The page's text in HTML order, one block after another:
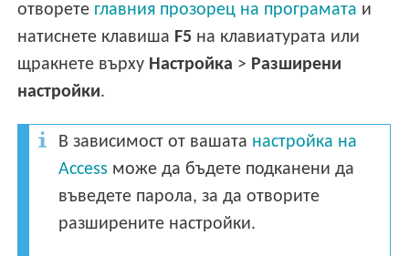
отворете главния прозорец на програмата и
натиснете клавиша F5 на клавиатурата или
щракнете върху Настройка > Разширени
настройки.
В зависимост от вашата настройка на
Access може да бъдете подканени да
въведете парола, за да отворите
разширените настройки.